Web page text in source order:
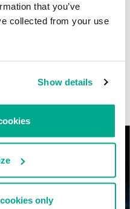
that you’ve
collected from your use
Show details
only
(TTPs) de los grupos de